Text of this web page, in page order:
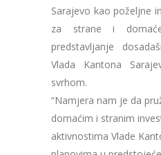
Sarajevo kao poželjne
za strane i
predstavljanje
Vlada Kantona
svrhom.
“Namjera nam je da
domaćim i stranim
aktivnostima Vlade